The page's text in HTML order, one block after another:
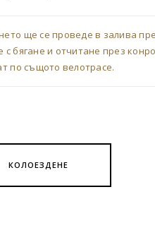
ще се проведе в залива
бягане и отчитане през
по същото велотрасе.
КОЛОЕЗДЕНЕ